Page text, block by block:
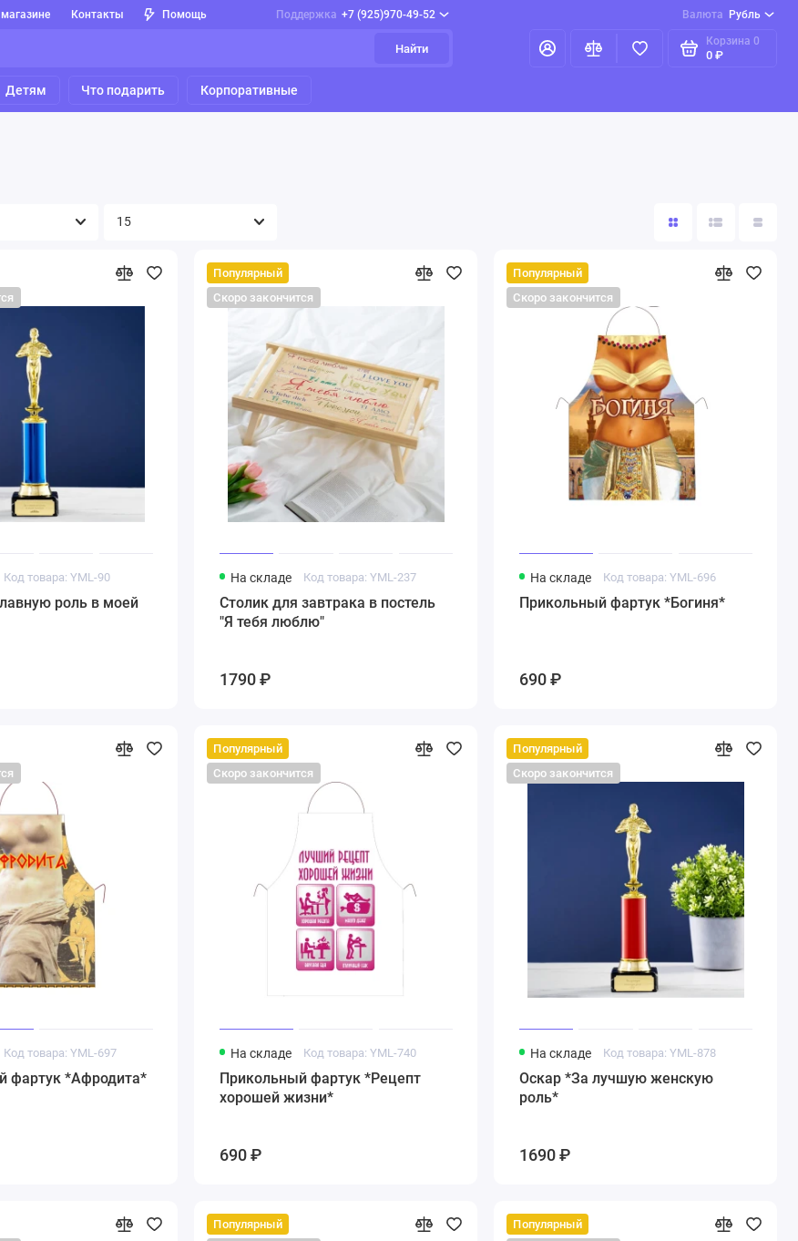
Контакты Помощь Поддержка +7 (925)970-49-52 Валюта Рубль
Найти
Корзина 0
0 ₽
Детям Что подарить Корпоративные
Код товара: YML-90
роль в моей
Популярный
Скоро закончится
На складе Код товара: YML-237
Столик для завтрака в постель
"Я тебя люблю"
1790 ₽
Популярный
Скоро закончится
На складе Код товара: YML-696
Прикольный фартук *Богиня*
690 ₽
Код товара: YML-697
фартук *Афродита*
Популярный
Скоро закончится
На складе Код товара: YML-740
Прикольный фартук *Рецепт
хорошей жизни*
690 ₽
Популярный
Скоро закончится
На складе Код товара: YML-878
Оскар *За лучшую женскую
роль*
1690 ₽
Популярный
Популярный